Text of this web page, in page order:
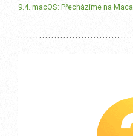
9.4. macOS: Přecházíme na Maca